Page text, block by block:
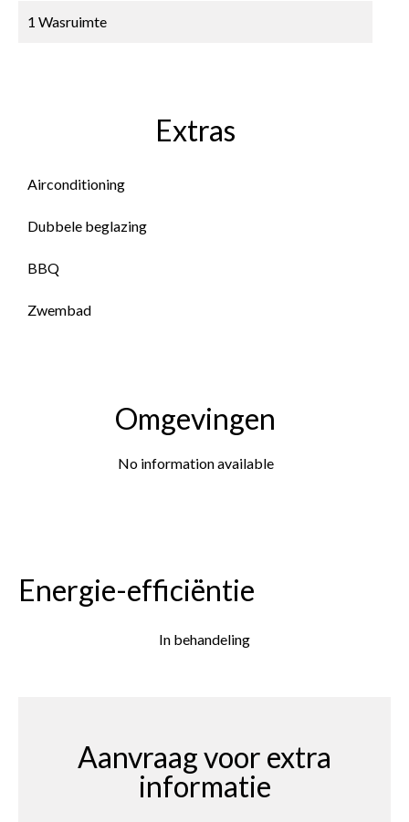
1 Wasruimte
Extras
Airconditioning
Dubbele beglazing
BBQ
Zwembad
Omgevingen
No information available
Energie-efficiëntie
In behandeling
Aanvraag voor extra
informatie